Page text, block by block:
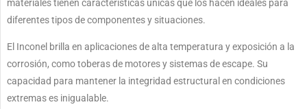
materiales tienen características únicas que los hacen ideales para
diferentes tipos de componentes y situaciones.
El Inconel brilla en aplicaciones de alta temperatura y exposición a la
corrosión, como toberas de motores y sistemas de escape. Su
capacidad para mantener la integridad estructural en condiciones
extremas es inigualable.